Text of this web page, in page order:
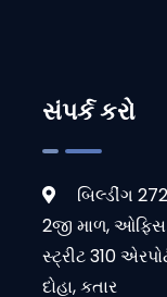
સંપર્ક કરો
બિલ્ડીંગ
2જી માળ,
સ્ટ્રીટ 310
દોહા, કતાર